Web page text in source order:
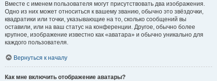
Вместе с именем пользователя могут присутствовать два изображения.
Одно из них может относиться к вашему званию, обычно это звёздочки,
квадратики или точки, указывающие на то, сколько сообщений вы
оставили, или на ваш статус на конференции. Другое, обычно более
крупное, изображение известно как «аватара» и обычно уникально для
каждого пользователя.
Вернуться к началу
Как мне включить отображение аватары?